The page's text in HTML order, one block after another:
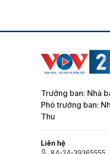
Trưởng ban: Nhà
Phó trưởng ban:
Thu
Liên hệ